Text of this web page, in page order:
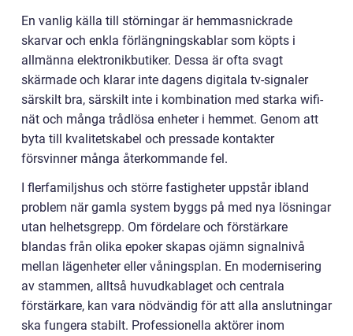
En vanlig källa till störningar är hemmasnickrade
skarvar och enkla förlängningskablar som köpts i
allmänna elektronikbutiker. Dessa är ofta svagt
skärmade och klarar inte dagens digitala tv-signaler
särskilt bra, särskilt inte i kombination med starka wifi-
nät och många trådlösa enheter i hemmet. Genom att
byta till kvalitetskabel och pressade kontakter
försvinner många återkommande fel.
I flerfamiljshus och större fastigheter uppstår ibland
problem när gamla system byggs på med nya lösningar
utan helhetsgrepp. Om fördelare och förstärkare
blandas från olika epoker skapas ojämn signalnivå
mellan lägenheter eller våningsplan. En modernisering
av stammen, alltså huvudkablaget och centrala
förstärkare, kan vara nödvändig för att alla anslutningar
ska fungera stabilt. Professionella aktörer inom